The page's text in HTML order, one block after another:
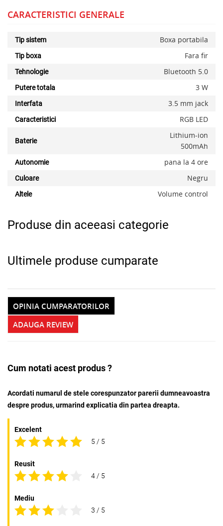
CARACTERISTICI GENERALE
Tip sistem Boxa portabila
Tip boxa Fara fir
Tehnologie Bluetooth 5.0
Putere totala 3 W
Interfata 3.5 mm jack
Caracteristici RGB LED
Baterie
Lithium-ion
500mAh
Autonomie pana la 4 ore
Culoare Negru
Altele Volume control
Produse din aceeasi categorie
Ultimele produse cumparate
ADAUGA REVIEW
OPINIA CUMPARATORILOR
Cum notati acest produs ?
Acordati numarul de stele corespunzator parerii dumneavoastra
despre produs, urmarind explicatia din partea dreapta.
Excelent
5 / 5
Reusit
4 / 5
Mediu
3 / 5
x